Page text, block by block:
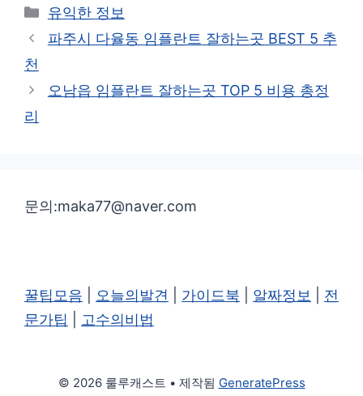
카
테
유익한 정보
파주시 다율동 임플란트 잘하는곳 BEST 5 추
천
오남읍 임플란트 잘하는곳 TOP 5 비용 총정
리
문의:maka77@naver.com
꿀팁모음 오늘의발견 가이드북 알짜정보
전
문가팁
고수의비법
© 2026 룰루캐스트 • 제작됨 GeneratePress